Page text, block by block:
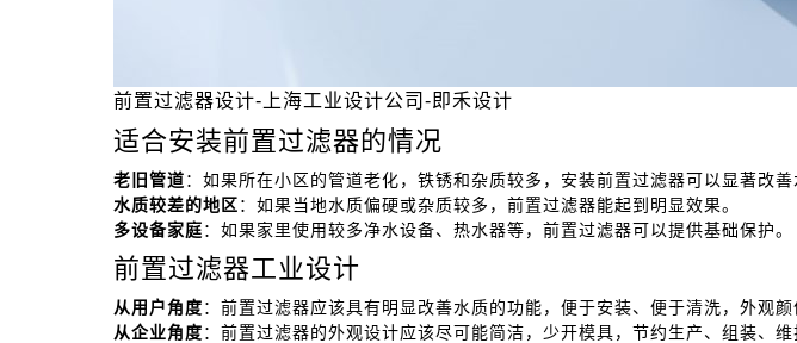
前置过滤器设计-上海工业设计公司-即禾设计
适合安装前置过滤器的情况
老旧管道：如果所在小区的管道老化，铁锈和杂质较多，安装前置过滤器可以显著改善
水质较差的地区：如果当地水质偏硬或杂质较多，前置过滤器能起到明显效果。
多设备家庭：如果家里使用较多净水设备、热水器等，前置过滤器可以提供基础保护。
前置过滤器工业设计
从用户角度：前置过滤器应该具有明显改善水质的功能，便于安装、便于清洗，外观颜
从企业角度：前置过滤器的外观设计应该尽可能简洁，少开模具，节约生产、组装、